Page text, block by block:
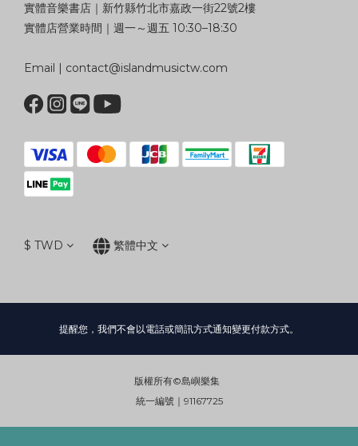
實體音樂書店｜新竹縣竹北市嘉政一街22號2樓
實體店營業時間｜週一～週五 10:30–18:30
Email | contact@islandmusictw.com
$ TWD 繁體中文
提醒您，我們不會以電話或簡訊方式通知變更付款方式。
版權所有©島嶼樂集
統一編號｜91167725